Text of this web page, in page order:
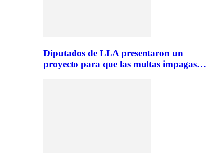
Diputados de LLA presentaron un
proyecto para que las multas impagas…